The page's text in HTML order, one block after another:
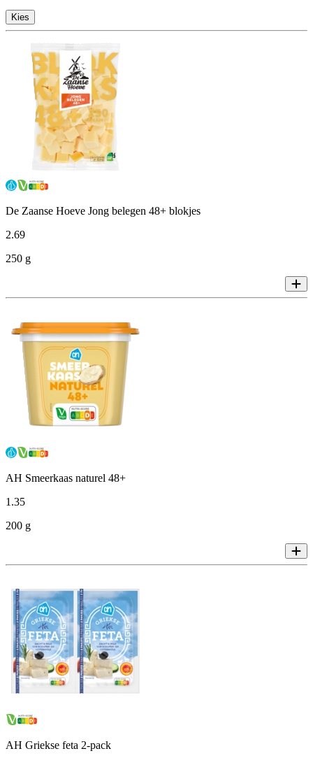
Kies
De Zaanse Hoeve Jong belegen 48+ blokjes
2.69
250 g
AH Smeerkaas naturel 48+
1.35
200 g
AH Griekse feta 2-pack